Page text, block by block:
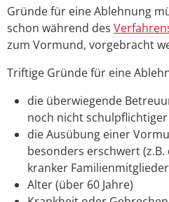
Gründe für eine Ablehnung
schon während des
zum Vormund, vorgebracht
Triftige Gründe für eine
die überwiegende
noch nicht
die Ausübung einer
besonders erschwert
kranker
Alter (über 60 Jahre)